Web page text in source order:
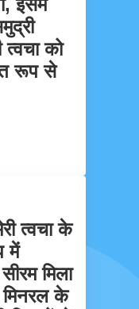
को
रूप से
त्वचा के
में
मिला
मिनरल के